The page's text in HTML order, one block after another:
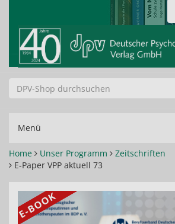
Menü
Home
Unser Programm
Zeitschriften
E-Paper VPP aktuell 73